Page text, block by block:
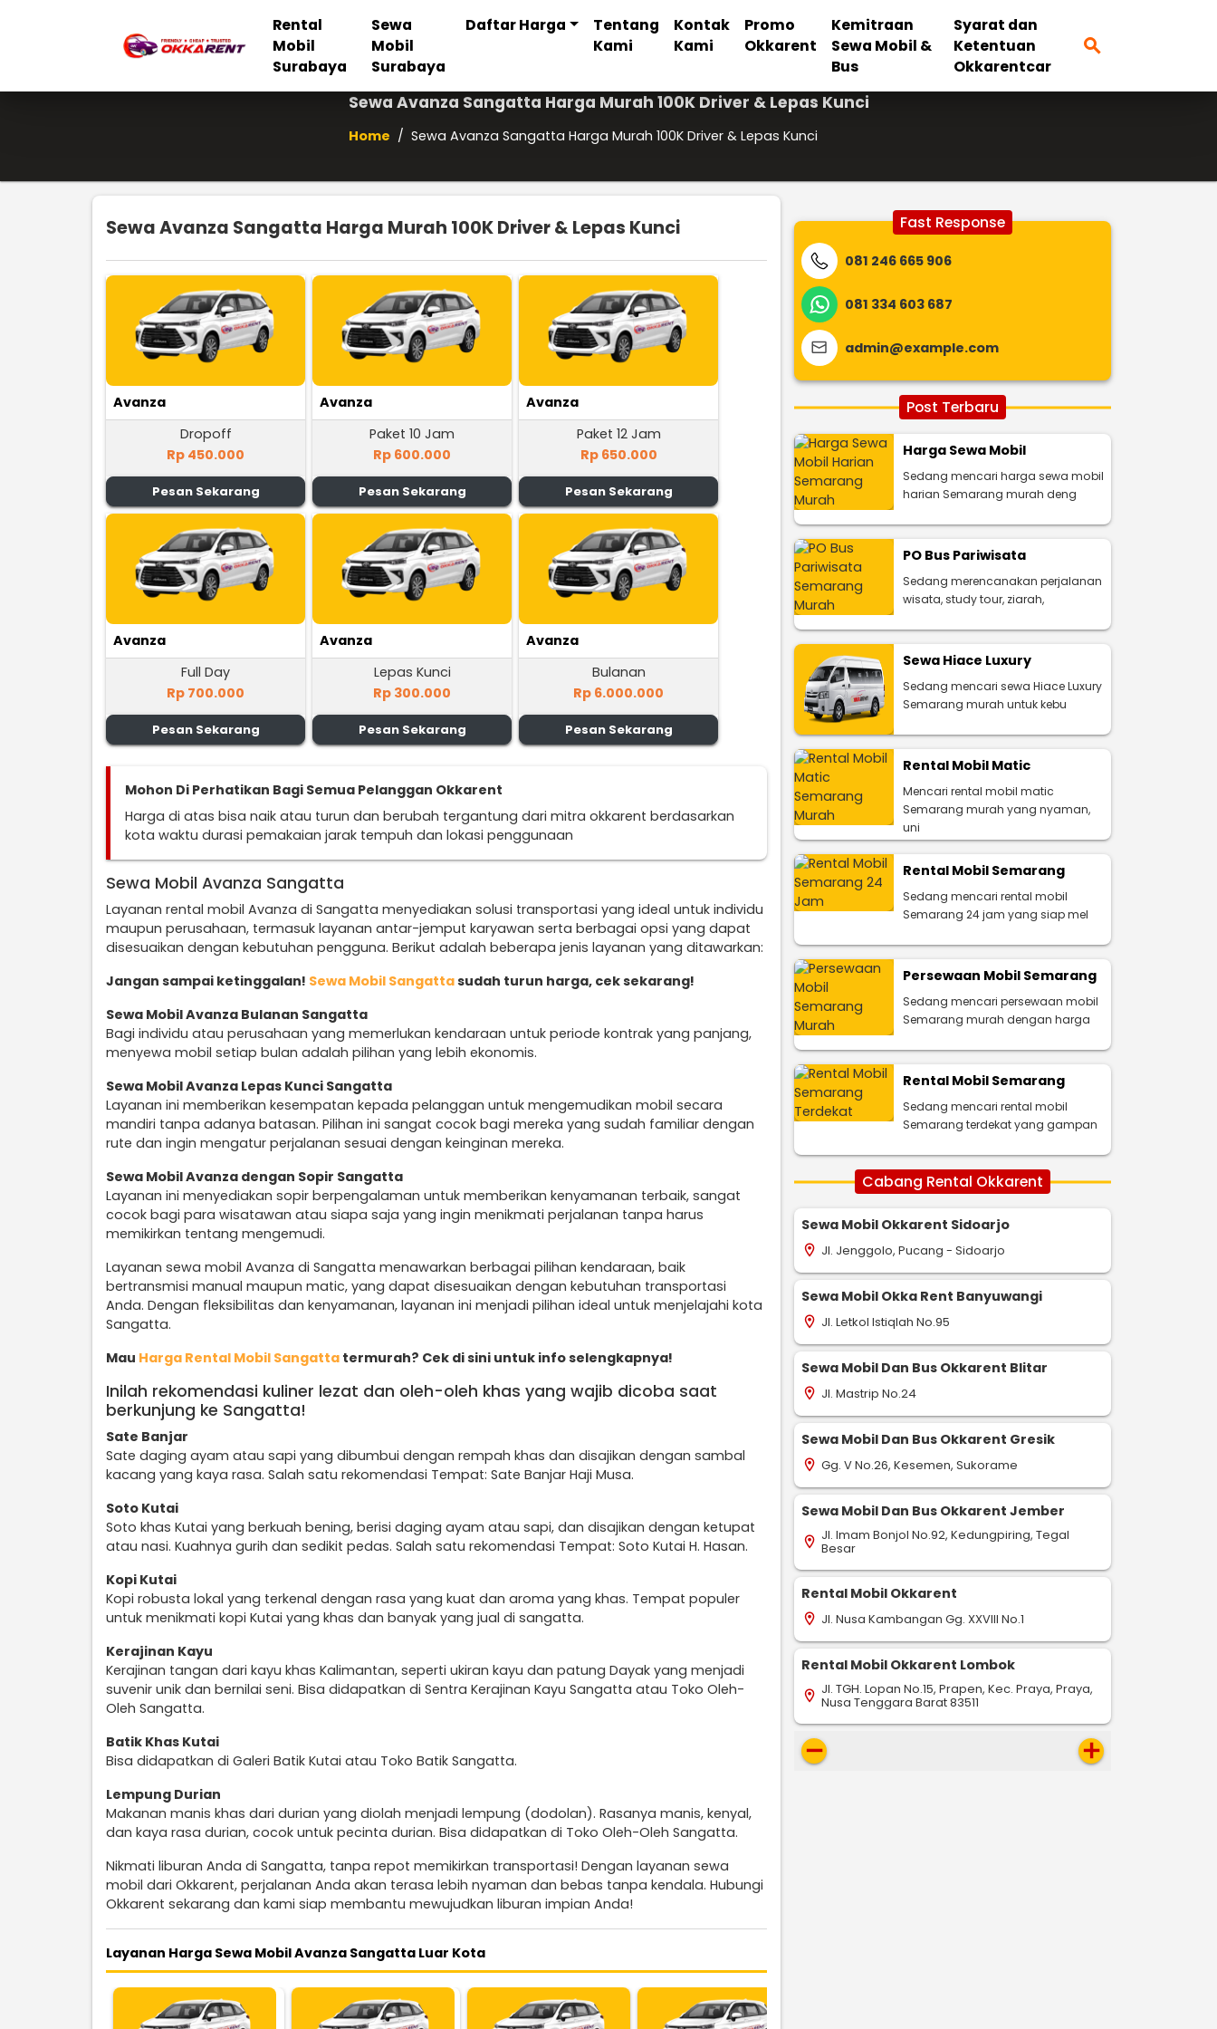
Rental
Mobil
Surabaya
Sewa
Mobil
Surabaya
Daftar Harga
Tentang
Kami
Kontak
Kami
Promo
Okkarent
Kemitraan
Sewa Mobil &
Bus
Syarat dan
Ketentuan
Okkarentcar
search
Sewa Avanza Sangatta Harga Murah 100K Driver & Lepas Kunci
Home / Sewa Avanza Sangatta Harga Murah 100K Driver & Lepas Kunci
Sewa Avanza Sangatta Harga Murah 100K Driver & Lepas Kunci
Avanza
Dropoff
Rp 450.000
Pesan Sekarang
Avanza
Paket 10 Jam
Rp 600.000
Pesan Sekarang
Avanza
Paket 12 Jam
Rp 650.000
Pesan Sekarang
Avanza
Full Day
Rp 700.000
Pesan Sekarang
Avanza
Lepas Kunci
Rp 300.000
Pesan Sekarang
Avanza
Bulanan
Rp 6.000.000
Pesan Sekarang
Mohon Di Perhatikan Bagi Semua Pelanggan Okkarent
Harga di atas bisa naik atau turun dan berubah tergantung dari mitra okkarent berdasarkan
kota waktu durasi pemakaian jarak tempuh dan lokasi penggunaan
Sewa Mobil Avanza Sangatta
Layanan rental mobil Avanza di Sangatta menyediakan solusi transportasi yang ideal untuk individu
maupun perusahaan, termasuk layanan antar-jemput karyawan serta berbagai opsi yang dapat
disesuaikan dengan kebutuhan pengguna. Berikut adalah beberapa jenis layanan yang ditawarkan:
Jangan sampai ketinggalan! Sewa Mobil Sangattasudah turun harga, cek sekarang!
Sewa Mobil Avanza Bulanan Sangatta
Bagi individu atau perusahaan yang memerlukan kendaraan untuk periode kontrak yang panjang,
menyewa mobil setiap bulan adalah pilihan yang lebih ekonomis.
Sewa Mobil Avanza Lepas Kunci Sangatta
Layanan ini memberikan kesempatan kepada pelanggan untuk mengemudikan mobil secara
mandiri tanpa adanya batasan. Pilihan ini sangat cocok bagi mereka yang sudah familiar dengan
rute dan ingin mengatur perjalanan sesuai dengan keinginan mereka.
Sewa Mobil Avanza dengan Sopir Sangatta
Layanan ini menyediakan sopir berpengalaman untuk memberikan kenyamanan terbaik, sangat
cocok bagi para wisatawan atau siapa saja yang ingin menikmati perjalanan tanpa harus
memikirkan tentang mengemudi.
Layanan sewa mobil Avanza di Sangatta menawarkan berbagai pilihan kendaraan, baik
bertransmisi manual maupun matic, yang dapat disesuaikan dengan kebutuhan transportasi
Anda. Dengan fleksibilitas dan kenyamanan, layanan ini menjadi pilihan ideal untuk menjelajahi kota
Sangatta.
Mau Harga Rental Mobil Sangatta termurah? Cek di sini untuk info selengkapnya!
Inilah rekomendasi kuliner lezat dan oleh-oleh khas yang wajib dicoba saat
berkunjung ke Sangatta!
Sate Banjar
Sate daging ayam atau sapi yang dibumbui dengan rempah khas dan disajikan dengan sambal
kacang yang kaya rasa. Salah satu rekomendasi Tempat: Sate Banjar Haji Musa.
Soto Kutai
Soto khas Kutai yang berkuah bening, berisi daging ayam atau sapi, dan disajikan dengan ketupat
atau nasi. Kuahnya gurih dan sedikit pedas. Salah satu rekomendasi Tempat: Soto Kutai H. Hasan.
Kopi Kutai
Kopi robusta lokal yang terkenal dengan rasa yang kuat dan aroma yang khas. Tempat populer
untuk menikmati kopi Kutai yang khas dan banyak yang jual di sangatta.
Kerajinan Kayu
Kerajinan tangan dari kayu khas Kalimantan, seperti ukiran kayu dan patung Dayak yang menjadi
suvenir unik dan bernilai seni. Bisa didapatkan di Sentra Kerajinan Kayu Sangatta atau Toko Oleh-
Oleh Sangatta.
Batik Khas Kutai
Bisa didapatkan di Galeri Batik Kutai atau Toko Batik Sangatta.
Lempung Durian
Makanan manis khas dari durian yang diolah menjadi lempung (dodolan). Rasanya manis, kenyal,
dan kaya rasa durian, cocok untuk pecinta durian. Bisa didapatkan di Toko Oleh-Oleh Sangatta.
Nikmati liburan Anda di Sangatta, tanpa repot memikirkan transportasi! Dengan layanan sewa
mobil dari Okkarent, perjalanan Anda akan terasa lebih nyaman dan bebas tanpa kendala. Hubungi
Okkarent sekarang dan kami siap membantu mewujudkan liburan impian Anda!
Layanan Harga Sewa Mobil Avanza Sangatta Luar Kota
Fast Response
081 246 665 906
081 334 603 687
admin@example.com
Post Terbaru
Harga Sewa Mobil
Sedang mencari harga sewa mobil
harian Semarang murah deng
PO Bus Pariwisata
Sedang merencanakan perjalanan
wisata, study tour, ziarah,
Sewa Hiace Luxury
Sedang mencari sewa Hiace Luxury
Semarang murah untuk kebu
Rental Mobil Matic
Mencari rental mobil matic
Semarang murah yang nyaman,
uni
Rental Mobil Semarang
Sedang mencari rental mobil
Semarang 24 jam yang siap mel
Persewaan Mobil Semarang
Sedang mencari persewaan mobil
Semarang murah dengan harga
Rental Mobil Semarang
Sedang mencari rental mobil
Semarang terdekat yang gampan
Cabang Rental Okkarent
Sewa Mobil Okkarent Sidoarjo
location_on Jl. Jenggolo, Pucang - Sidoarjo
Sewa Mobil Okka Rent Banyuwangi
location_on Jl. Letkol Istiqlah No.95
Sewa Mobil Dan Bus Okkarent Blitar
location_on Jl. Mastrip No.24
Sewa Mobil Dan Bus Okkarent Gresik
location_on Gg. V No.26, Kesemen, Sukorame
Sewa Mobil Dan Bus Okkarent Jember
location_on Jl. Imam Bonjol No.92, Kedungpiring, Tegal
Besar
Rental Mobil Okkarent
location_on Jl. Nusa Kambangan Gg. XXVIII No.1
Rental Mobil Okkarent Lombok
location_on Jl. TGH. Lopan No.15, Prapen, Kec. Praya, Praya,
Nusa Tenggara Barat 83511
remove add